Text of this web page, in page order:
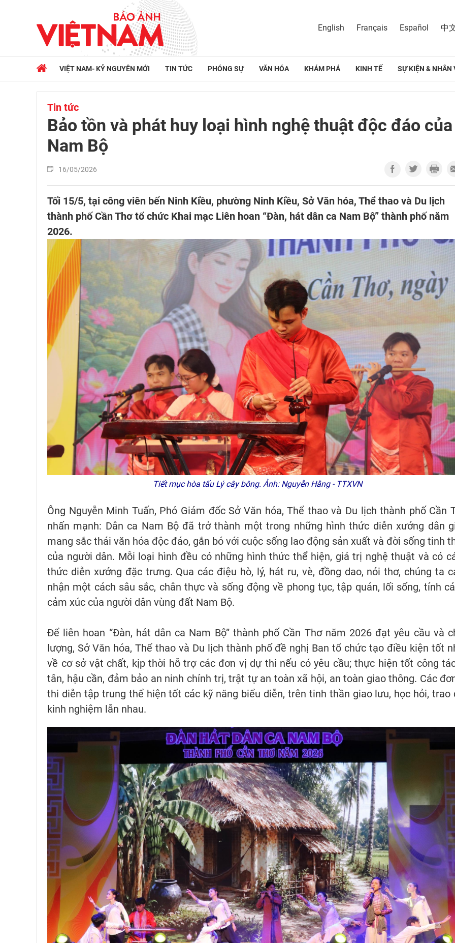
English Français Español 中
VIỆT NAM- KỶ NGUYÊN MỚI TIN TỨC PHÓNG SỰ VĂN HÓA KHÁM PHÁ KINH TẾ SỰ KIỆN & NHÂN
Tin tức
Bảo tồn và phát huy loại hình nghệ thuật độc đáo của
Nam Bộ
16/05/2026
Tối 15/5, tại công viên bến Ninh Kiều, phường Ninh Kiều, Sở Văn hóa, Thể thao và Du lịch
thành phố Cần Thơ tổ chức Khai mạc Liên hoan “Đàn, hát dân ca Nam Bộ” thành phố năm
2026.
Tiết mục hòa tấu Lý cây bông. Ảnh: Nguyễn Hằng - TTXVN
Ông Nguyễn Minh Tuấn, Phó Giám đốc Sở Văn hóa, Thể thao và Du lịch thành phố Cần
nhấn mạnh: Dân ca Nam Bộ đã trở thành một trong những hình thức diễn xướng dân
mang sắc thái văn hóa độc đáo, gắn bó với cuộc sống lao động sản xuất và đời sống tinh
của người dân. Mỗi loại hình đều có những hình thức thể hiện, giá trị nghệ thuật và có
thức diễn xướng đặc trưng. Qua các điệu hò, lý, hát ru, vè, đồng dao, nói thơ, chúng ta
nhận một cách sâu sắc, chân thực và sống động về phong tục, tập quán, lối sống, tính
cảm xúc của người dân vùng đất Nam Bộ.
Để liên hoan “Đàn, hát dân ca Nam Bộ” thành phố Cần Thơ năm 2026 đạt yêu cầu và
lượng, Sở Văn hóa, Thể thao và Du lịch thành phố đề nghị Ban tổ chức tạo điều kiện tốt
về cơ sở vật chất, kịp thời hỗ trợ các đơn vị dự thi nếu có yêu cầu; thực hiện tốt công
tân, hậu cần, đảm bảo an ninh chính trị, trật tự an toàn xã hội, an toàn giao thông. Các
thi diễn tập trung thể hiện tốt các kỹ năng biểu diễn, trên tinh thần giao lưu, học hỏi, trao
kinh nghiệm lẫn nhau.